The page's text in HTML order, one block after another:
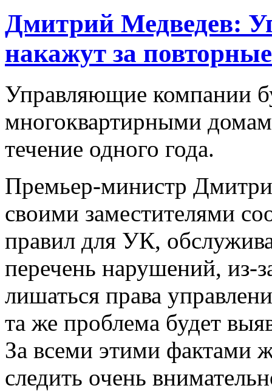
Дмитрий Медведев:
накажут за
Управляющие компании
многоквартирными
течение одного года.
Премьер-министр
своими заместителями
правил для УК,
перечень нарушений, из-
лишаться права
та же проблема будет
За всеми этими
следить очень